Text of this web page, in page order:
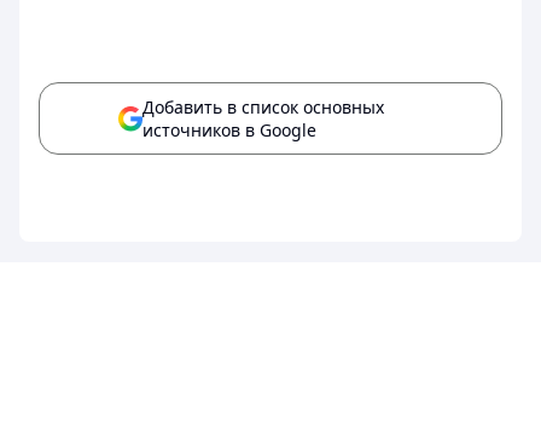
Добавить в список основных
источников в Google